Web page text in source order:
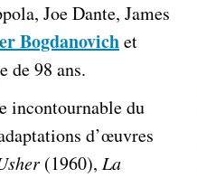
Joe Dante, James
Bogdanovichet
de 98 ans.
incontournable du
d’œuvres
(1960), La